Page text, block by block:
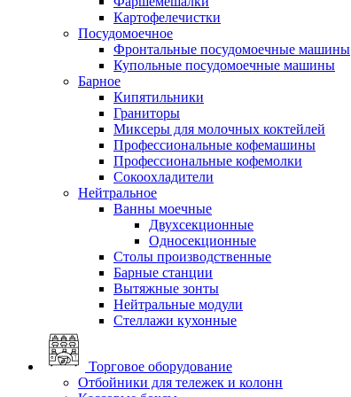
Картофелечистки
Посудомоечное
Фронтальные посудомоечные машины
Купольные посудомоечные машины
Барное
Кипятильники
Граниторы
Миксеры для молочных коктейлей
Профессиональные кофемашины
Профессиональные кофемолки
Сокоохладители
Нейтральное
Ванны моечные
Двухсекционные
Односекционные
Столы производственные
Барные станции
Вытяжные зонты
Нейтральные модули
Стеллажи кухонные
Торговое оборудование
Отбойники для тележек и колонн